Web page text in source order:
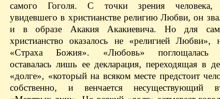
самого Гоголя. С точки зрения человека,
увидевшего в христианстве религию Любви, он
и в образе Акакия Акакиевича. Но для
христианство оказалось не «религией Любви»,
«Страха Божия». «Любовь» поглощалась
оставалась лишь ее декларация, переходящая в
«долге», «который на всяком месте предстоит
собственно, и венчается несуществующий